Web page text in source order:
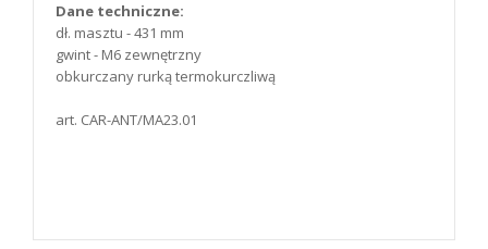
Dane techniczne:
dł. masztu - 431 mm
gwint - M6 zewnętrzny
obkurczany rurką termokurczliwą
art. CAR-ANT/MA23.01